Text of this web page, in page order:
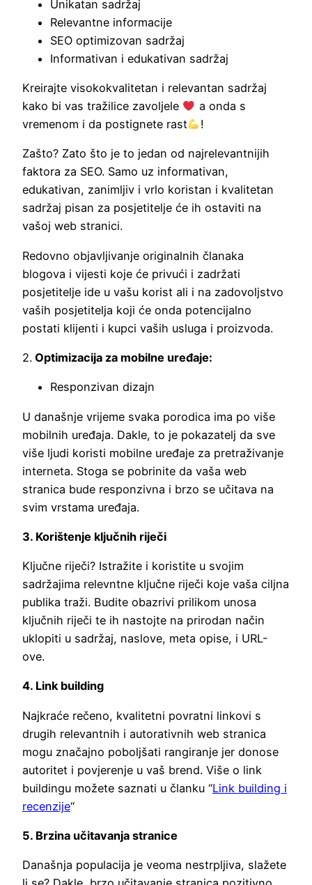
Unikatan sadržaj
Relevantne informacije
SEO optimizovan sadržaj
Informativan i edukativan sadržaj
Kreirajte visokokvalitetan i relevantan sadržaj
kako bi vas tražilice zavoljele
a onda s
vremenom i da postignete rast
!
Zašto? Zato što je to jedan od najrelevantnijih
faktora za SEO. Samo uz informativan,
edukativan, zanimljiv i vrlo koristan i kvalitetan
sadržaj pisan za posjetitelje će ih ostaviti na
vašoj web stranici.
Redovno objavljivanje originalnih članaka
blogova i vijesti koje će privući i zadržati
posjetitelje ide u vašu korist ali i na zadovoljstvo
vaših posjetitelja koji će onda potencijalno
postati klijenti i kupci vaših usluga i proizvoda.
2. Optimizacija za mobilne uređaje:
Responzivan dizajn
U današnje vrijeme svaka porodica ima po više
mobilnih uređaja. Dakle, to je pokazatelj da sve
više ljudi koristi mobilne uređaje za pretraživanje
interneta. Stoga se pobrinite da vaša web
stranica bude responzivna i brzo se učitava na
svim vrstama uređaja.
3. Korištenje ključnih riječi
Ključne riječi? Istražite i koristite u svojim
sadržajima relevntne ključne riječi koje vaša ciljna
publika traži. Budite obazrivi prilikom unosa
ključnih riječi te ih nastojte na prirodan način
uklopiti u sadržaj, naslove, meta opise, i URL-
ove.
4. Link building
Najkraće rečeno, kvalitetni povratni linkovi s
drugih relevantnih i autorativnih web stranica
mogu značajno poboljšati rangiranje jer donose
autoritet i povjerenje u vaš brend. Više o link
buildingu možete saznati u članku “Link building i
recenzije“
5. Brzina učitavanja stranice
Današnja populacija je veoma nestrpljiva, slažete